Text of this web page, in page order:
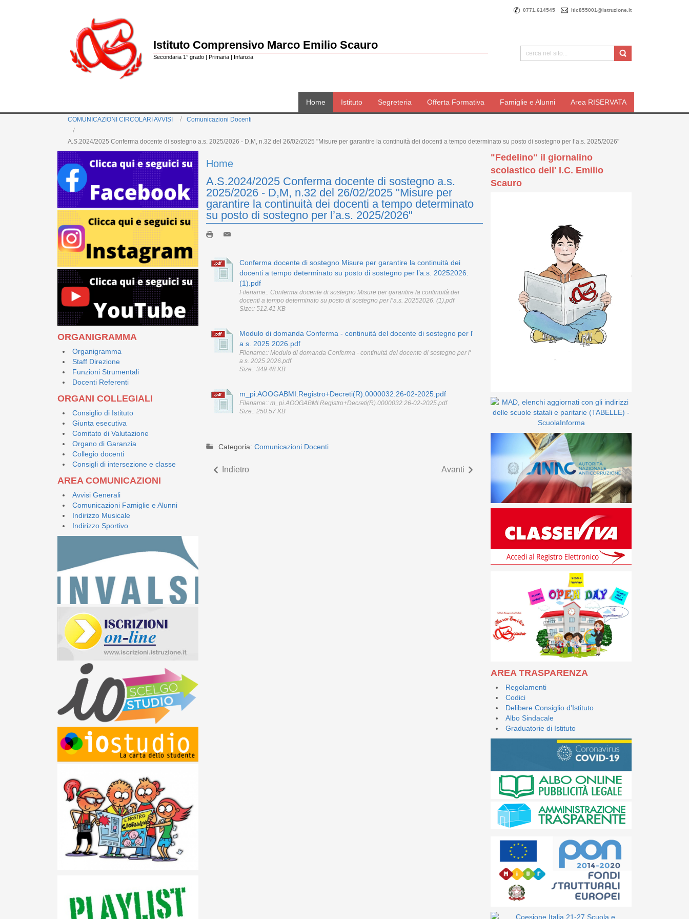
0771.614545 ltic855001@istruzione.it
Istituto Comprensivo Marco Emilio Scauro
Secondaria 1° grado | Primaria | Infanzia
Home Istituto Segreteria Offerta Formativa Famiglie e Alunni Area RISERVATA
COMUNICAZIONI CIRCOLARI AVVISI Comunicazioni Docenti
A.S.2024/2025 Conferma docente di sostegno a.s. 2025/2026 - D,M, n.32 del 26/02/2025 "Misure per garantire la continuità dei docenti a tempo determinato su posto di sostegno per l’a.s. 2025/2026"
ORGANIGRAMMA
Organigramma
Staff Direzione
Funzioni Strumentali
Docenti Referenti
ORGANI COLLEGIALI
Consiglio di Istituto
Giunta esecutiva
Comitato di Valutazione
Organo di Garanzia
Collegio docenti
Consigli di intersezione e classe
AREA COMUNICAZIONI
Avvisi Generali
Comunicazioni Famiglie e Alunni
Indirizzo Musicale
Indirizzo Sportivo
Home
A.S.2024/2025 Conferma docente di sostegno a.s.
2025/2026 - D,M, n.32 del 26/02/2025 "Misure per
garantire la continuità dei docenti a tempo determinato
su posto di sostegno per l’a.s. 2025/2026"
Conferma docente di sostegno Misure per garantire la continuità dei
docenti a tempo determinato su posto di sostegno per l’a.s. 20252026.
(1).pdf
Filename:: Conferma docente di sostegno Misure per garantire la continuità dei
docenti a tempo determinato su posto di sostegno per l’a.s. 20252026. (1).pdf
Size:: 512.41 KB
Modulo di domanda Conferma - continuità del docente di sostegno per l'
a s. 2025 2026.pdf
Filename:: Modulo di domanda Conferma - continuità del docente di sostegno per l'
a s. 2025 2026.pdf
Size:: 349.48 KB
m_pi.AOOGABMI.Registro+Decreti(R).0000032.26-02-2025.pdf
Filename:: m_pi.AOOGABMI.Registro+Decreti(R).0000032.26-02-2025.pdf
Size:: 250.57 KB
Categoria: Comunicazioni Docenti
Indietro Avanti
"Fedelino" il giornalino
scolastico dell' I.C. Emilio
Scauro
AREA TRASPARENZA
Regolamenti
Codici
Delibere Consiglio d'Istituto
Albo Sindacale
Graduatorie di Istituto